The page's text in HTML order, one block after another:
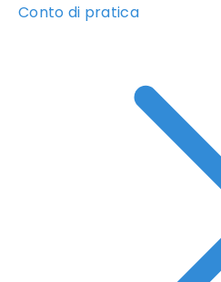
Conto di pratica